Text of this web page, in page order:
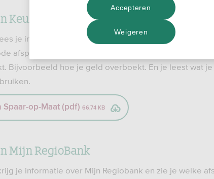
Keuzedeposito
je informatie over je spaarrekening en welke
afspreken waarin je je geld niet zomaar kunt
Bijvoorbeeld hoe je geld overboekt. En je leest wat
Spaar-op-Maat (pdf) 66,74 KB
Mijn RegioBank
je informatie over Mijn Regiobank en zie je welke
Weigeren
Accepteren